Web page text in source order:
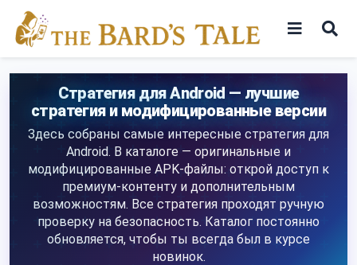
content
Игры
Программы
Стратегия для Android — лучшие
стратегия и модифицированные версии
Здесь собраны самые интересные стратегия для
Android. В каталоге — оригинальные и
модифицированные APK-файлы: открой доступ к
премиум-контенту и дополнительным
возможностям. Все стратегия проходят ручную
проверку на безопасность. Каталог постоянно
обновляется, чтобы ты всегда был в курсе
новинок.